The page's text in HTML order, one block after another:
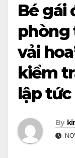
Bé gái
phòng
vải
kiểm
lập tức
By